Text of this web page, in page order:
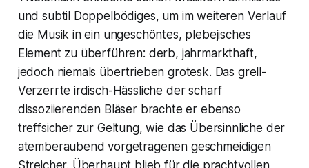
und subtil Doppelbödiges, um im weiteren Verlauf
die Musik in ein ungeschöntes, plebejisches
Element zu überführen: derb, jahrmarkthaft,
jedoch niemals übertrieben grotesk. Das grell-
Verzerrte irdisch-Hässliche der scharf
dissoziierenden Bläser brachte er ebenso
treffsicher zur Geltung, wie das Übersinnliche der
atemberaubend vorgetragenen geschmeidigen
Streicher. Überhaupt blieb für die prachtvollen